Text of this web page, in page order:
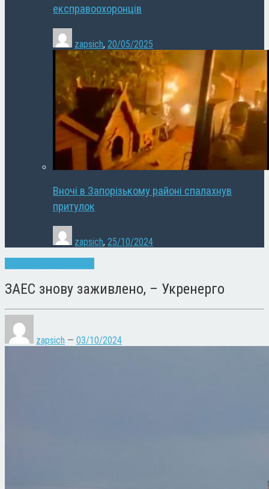
експравоохоронців
zapsich, 20/05/2025
Вночі в Запорізькому районі спалахнув
притулок
zapsich, 25/10/2024
ЗАЕС знову заживлено, – Укренерго
zapsich — 03/10/2024